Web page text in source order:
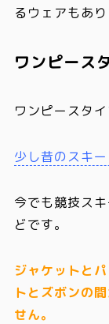
るウェアもあり
ワンピース
ワンピースタ
少し昔のスキ
今でも競技ス
どです。
ジャケットと
トとズボンの
せん。